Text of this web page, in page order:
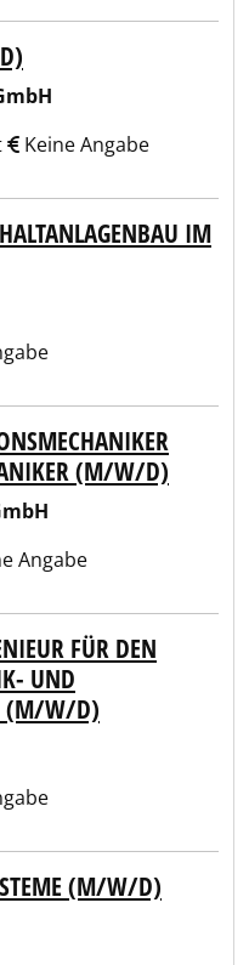
Keine Angabe
IM
(M/W/D)
Angabe
FÜR DEN
UND
(M/W/D)
(M/W/D)